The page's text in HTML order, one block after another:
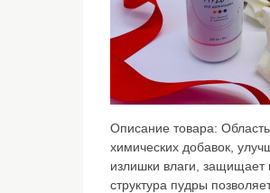
Описание товара:
химических добавок,
излишки влаги, защищает
структура пудры